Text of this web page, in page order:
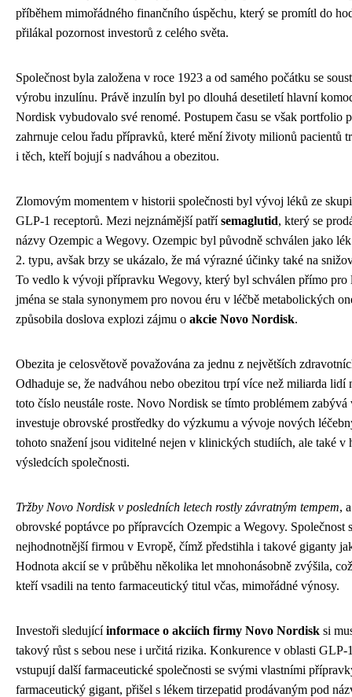
příběhem mimořádného finančního úspěchu, který se promítl do
přilákal pozornost investorů z celého světa.
Společnost byla založena v roce 1923 a od samého počátku se
výrobu inzulínu. Právě inzulín byl po dlouhá desetiletí hlavní
Nordisk vybudovalo své renomé. Postupem času se však portfolio
zahrnuje celou řadu přípravků, které mění životy milionů pacientů
i těch, kteří bojují s nadváhou a obezitou.
Zlomovým momentem v historii společnosti byl vývoj léků ze
GLP-1 receptorů. Mezi nejznámější patřísemaglutid, který se
názvy Ozempic a Wegovy. Ozempic byl původně schválen jako
2. typu, avšak brzy se ukázalo, že má výrazné účinky také na
To vedlo k vývoji přípravku Wegovy, který byl schválen přímo pro
jména se stala synonymem pro novou éru v léčbě metabolických
způsobila doslova explozi zájmu o akcie Novo Nordisk.
Obezita je celosvětově považována za jednu z největších
Odhaduje se, že nadváhou nebo obezitou trpí více než miliarda lidí
toto číslo neustále roste. Novo Nordisk se tímto problémem zabývá
investuje obrovské prostředky do výzkumu a vývoje nových
tohoto snažení jsou viditelné nejen v klinických studiích, ale také v
výsledcích společnosti.
Tržby Novo Nordisk v posledních letech rostly závratným tempem,
obrovské poptávce po přípravcích Ozempic a Wegovy. Společnost
nejhodnotnější firmou v Evropě, čímž předstihla i takové giganty
Hodnota akcií se v průběhu několika let mnohonásobně zvýšila,
kteří vsadili na tento farmaceutický titul včas, mimořádné výnosy.
Investoři sledujícíinformace o akciích firmy Novo Nordisk si
takový růst s sebou nese i určitá rizika. Konkurence v oblasti GLP-
vstupují další farmaceutické společnosti se svými vlastními
farmaceutický gigant, přišel s lékem tirzepatid prodávaným pod